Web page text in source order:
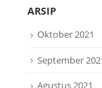
ARSIP
Oktober 2021
September
Agustus 2021